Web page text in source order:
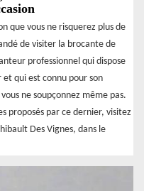
que vous ne risquerez plus de
de visiter la brocante de
professionnel qui dispose
et qui est connu pour son
ne soupçonnez même pas.
proposés par ce dernier, visitez
Des Vignes, dans le